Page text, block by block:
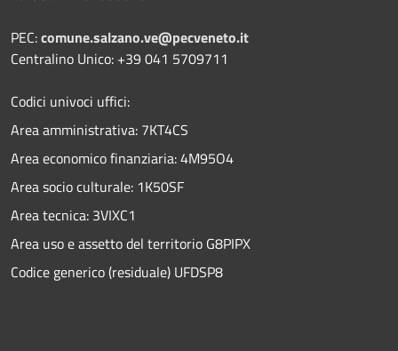
PEC:comune.salzano.ve@pecveneto.it
Centralino Unico: +39 041 5709711
Codici univoci uffici:
Area amministrativa: 7KT4CS
Area economico finanziaria: 4M95O4
Area socio culturale: 1K50SF
Area tecnica: 3VIXC1
Area uso e assetto del territorio G8PIPX
Codice generico (residuale) UFDSP8